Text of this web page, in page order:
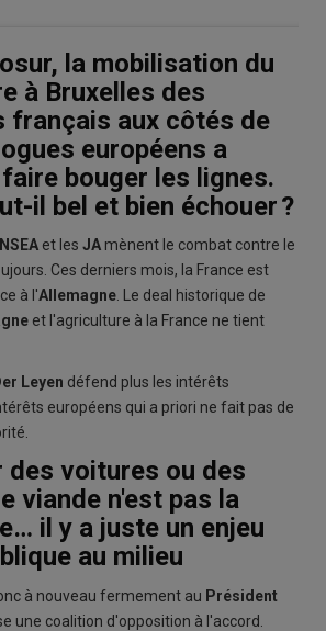
la mobilisation du
à Bruxelles des
français aux côtés de
européens a
bouger les lignes.
il bel et bien échouer ?
et les JA mènent le combat contre le
Ces derniers mois, la France est
à l'Allemagne. Le deal historique de
et l'agriculture à la France ne tient
Leyen défend plus les intérêts
européens qui a priori ne fait pas de
des voitures ou des
viande n'est pas la
il y a juste un enjeu
au milieu
à nouveau fermement au Président
une coalition d'opposition à l'accord.